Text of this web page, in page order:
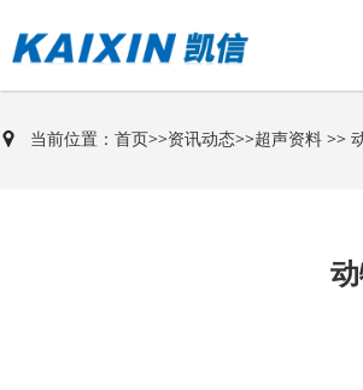
当前位置： 首页>>资讯动态>>超声资料 >>